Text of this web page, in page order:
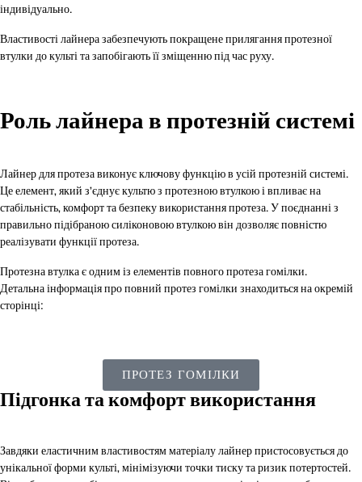
індивідуально.
Властивості лайнера забезпечують покращене прилягання протезної
втулки до культі та запобігають її зміщенню під час руху.
Роль лайнера в протезній системі
Лайнер для протеза виконує ключову функцію в усій протезній системі.
Це елемент, який з’єднує культю з протезною втулкою і впливає на
стабільність, комфорт та безпеку використання протеза. У поєднанні з
правильно підібраною силіконовою втулкою він дозволяє повністю
реалізувати функції протеза.
Протезна втулка є одним із елементів повного протеза гомілки.
Детальна інформація про повний протез гомілки знаходиться на окремій
сторінці:
ПРОТЕЗ ГОМІЛКИ
Підгонка та комфорт використання
Завдяки еластичним властивостям матеріалу лайнер пристосовується до
унікальної форми культі, мінімізуючи точки тиску та ризик потертостей.